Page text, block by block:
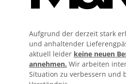
Aufgrund der derzeit stark
und anhaltender
aktuell leider keine neuen
annehmen. Wir arbeiten
Situation zu verbessern und